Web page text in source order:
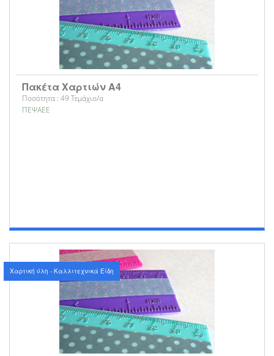
Πακέτα Χαρτιών Α4
Ποσότητα : 49 Τεμάχιο/α
ΠΕΨΑΕΕ
Χαρτική ύλη - Καλλιτεχνικά Είδη